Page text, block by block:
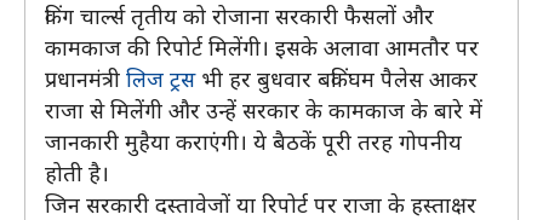
किंग चार्ल्स तृतीय को रोजाना सरकारी फैसलों और
कामकाज की रिपोर्ट मिलेंगी। इसके अलावा आमतौर पर
प्रधानमंत्री लिज ट्रसभी हर बुधवार बकिंघम पैलेस आकर
राजा से मिलेंगी और उन्हें सरकार के कामकाज के बारे में
जानकारी मुहैया कराएंगी। ये बैठकें पूरी तरह गोपनीय
होती है।
जिन सरकारी दस्तावेजों या रिपोर्ट पर राजा के हस्ताक्षर